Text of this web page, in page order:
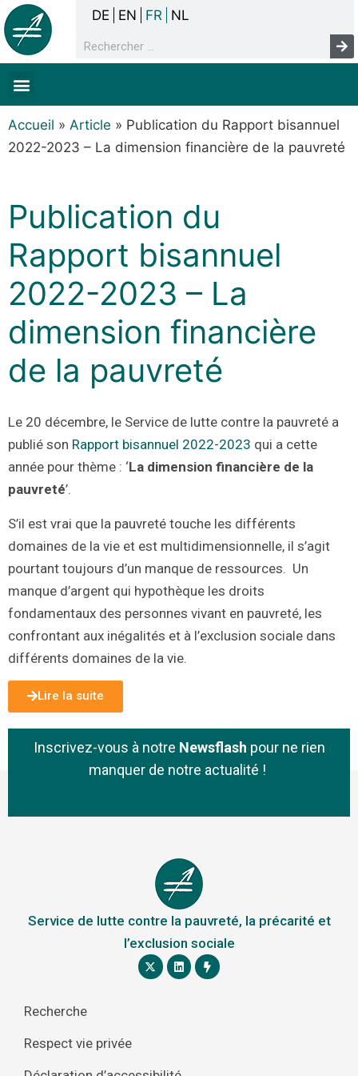
DE EN FR NL
Accueil » Article » Publication du Rapport bisannuel
2022-2023 – La dimension financière de la pauvreté
Publication du
Rapport bisannuel
2022-2023 – La
dimension financière
de la pauvreté
Le 20 décembre, le Service de lutte contre la pauvreté a
publié son Rapport bisannuel 2022-2023 qui a cette
année pour thème : ‘La dimension financière de la
pauvreté’.
S’il est vrai que la pauvreté touche les différents
domaines de la vie et est multidimensionnelle, il s’agit
pourtant toujours d’un manque de ressources. Un
manque d’argent qui hypothèque les droits
fondamentaux des personnes vivant en pauvreté, les
confrontant aux inégalités et à l’exclusion sociale dans
différents domaines de la vie.
Lire la suite
Inscrivez-vous à notre Newsflash pour ne rien
manquer de notre actualité !
Service de lutte contre la pauvreté, la précarité et
l’exclusion sociale
Recherche
Respect vie privée